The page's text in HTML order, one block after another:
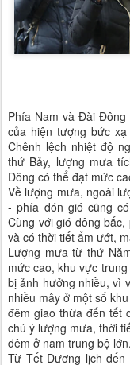
Phía Nam và Đài
của hiện tượng bức
Chênh lệch nhiệt độ
thứ Bảy, lượng mưa
Đông có thể đạt mức
Về lượng mưa, ngoài
- phía đón gió cũng
Cùng với gió đông
và có thời tiết ẩm ướt,
Lượng mưa từ thứ
mức cao, khu vực
bị ảnh hưởng nhiều, vì
nhiều mây ở một số
đêm giao thừa đến tết
chú ý lượng mưa, thời
đêm ở nam trung bộ lớn.
Từ Tết Dương lịch